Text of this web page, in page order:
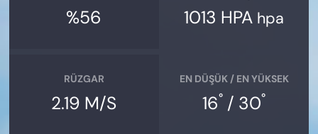
%56 1013 HPA hpa
RÜZGAR
2.19 M/S
EN DÜŞÜK / EN YÜKSEK
16° / 30°